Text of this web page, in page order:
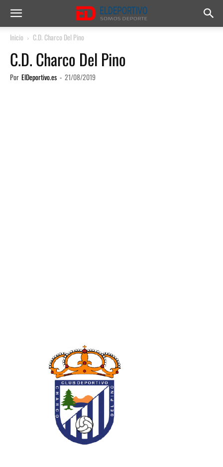
Inicio C.D. Charco Del Pino
C.D. Charco Del Pino
Por ElDeportivo.es - 21/08/2019